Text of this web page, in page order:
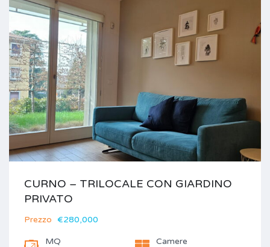
CURNO – TRILOCALE CON GIARDINO
PRIVATO
Prezzo €280,000
MQ Camere